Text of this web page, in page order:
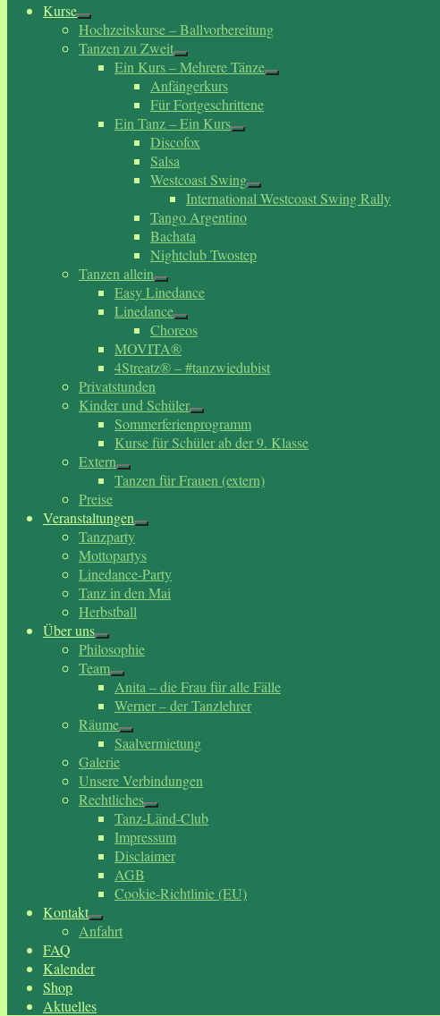
Kurse
Hochzeitskurse – Ballvorbereitung
Tanzen zu Zweit
Ein Kurs – Mehrere Tänze
Anfängerkurs
Für Fortgeschrittene
Ein Tanz – Ein Kurs
Discofox
Salsa
Westcoast Swing
International Westcoast Swing Rally
Tango Argentino
Bachata
Nightclub Twostep
Tanzen allein
Easy Linedance
Linedance
Choreos
MOVITA®
4Streatz® – #tanzwiedubist
Privatstunden
Kinder und Schüler
Sommerferienprogramm
Kurse für Schüler ab der 9. Klasse
Extern
Tanzen für Frauen (extern)
Preise
Veranstaltungen
Tanzparty
Mottopartys
Linedance-Party
Tanz in den Mai
Herbstball
Über uns
Philosophie
Team
Anita – die Frau für alle Fälle
Werner – der Tanzlehrer
Räume
Saalvermietung
Galerie
Unsere Verbindungen
Rechtliches
Tanz-Länd-Club
Impressum
Disclaimer
AGB
Cookie-Richtlinie (EU)
Kontakt
Anfahrt
FAQ
Kalender
Shop
Aktuelles